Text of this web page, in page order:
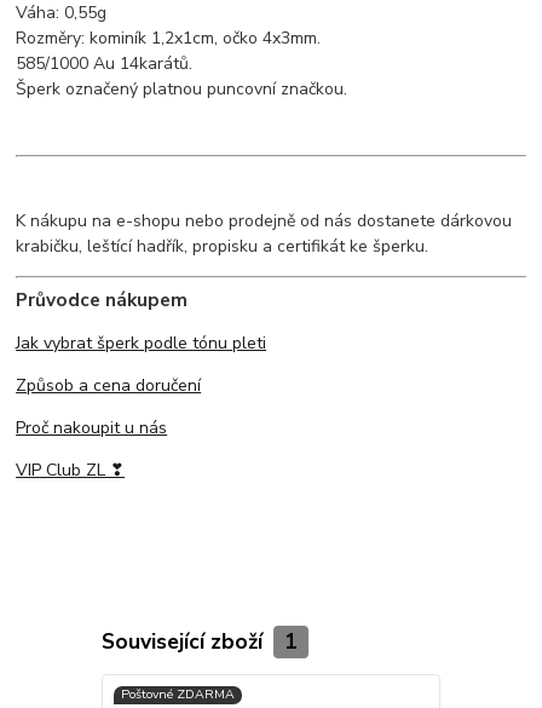
Váha: 0,55g
Rozměry: kominík 1,2x1cm, očko 4x3mm.
585/1000 Au 14karátů.
Šperk označený platnou puncovní značkou.
K nákupu na e-shopu nebo prodejně od nás dostanete dárkovou
krabičku, leštící hadřík, propisku a certifikát ke šperku.
Průvodce nákupem
Jak vybrat šperk podle tónu pleti
Způsob a cena doručení
Proč nakoupit u nás
VIP Club ZL ❣
Související zboží 1